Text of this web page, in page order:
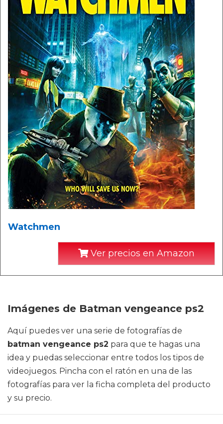
Watchmen
Ver precios en Amazon
Imágenes de Batman vengeance ps2
Aquí puedes ver una serie de fotografías de
batman vengeance ps2 para que te hagas una
idea y puedas seleccionar entre todos los tipos de
videojuegos. Pincha con el ratón en una de las
fotografías para ver la ficha completa del producto
y su precio.